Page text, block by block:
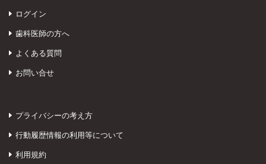
ログイン
歯科医師の方へ
よくある質問
お問い合せ
プライバシーの考え方
行動履歴情報の利用等について
利用規約